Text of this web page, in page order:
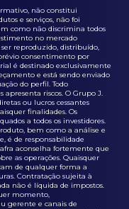
não constitui
e serviços, não foi
como não discrimina todos
no mercado
reproduzido, distribuído,
consentimento por
é destinado exclusivamente
e está sendo enviado
do perfil. Todo
riscos. O Grupo J.
ou lucros cessantes
finalidades. Os
a todos os investidores.
bem como a análise e
é de responsabilidade
aconselha fortemente que
as operações. Quaisquer
de qualquer forma a
Contratação sujeita à
não é líquida de impostos.
momento,
gerente e canais de